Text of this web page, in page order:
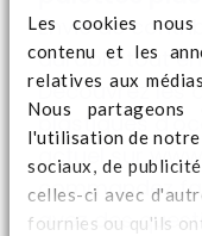
Les cookies
contenu et les
relatives aux
Nous partageons
l'utilisation de notre
sociaux, de
celles-ci avec
fournies ou qu'ils
Envie de
durable tout
Découvrez les
plastiques
actuel sur
commandez
avez des